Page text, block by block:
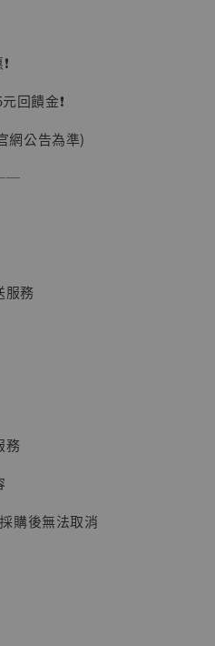
子 [BK01]
加入購物車
回饋金❗️
網公告為準)
服務
務
購後無法取消